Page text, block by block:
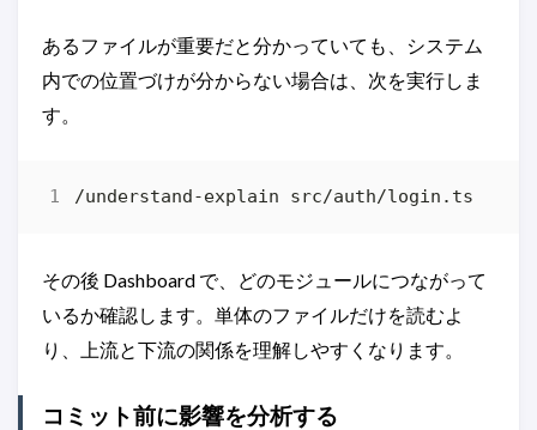
あるファイルが重要だと分かっていても、システム
内での位置づけが分からない場合は、次を実行しま
す。
その後 Dashboard で、どのモジュールにつながって
いるか確認します。単体のファイルだけを読むよ
り、上流と下流の関係を理解しやすくなります。
コミット前に影響を分析する